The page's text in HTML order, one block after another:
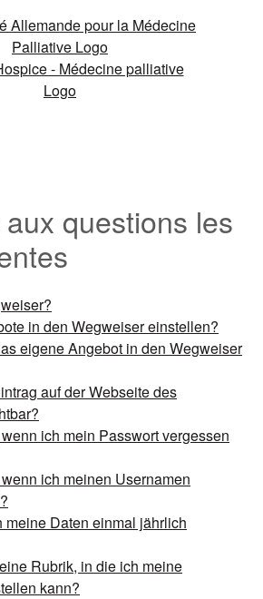
questions les
in den Wegweiser einstellen?
eigene Angebot in den Wegweiser
auf der Webseite des
ich mein Passwort vergessen
ich meinen Usernamen
meine Daten einmal jährlich
Rubrik, in die ich meine
kann?